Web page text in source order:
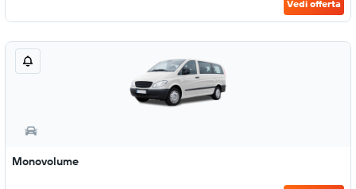
Vedi offerta
Monovolume